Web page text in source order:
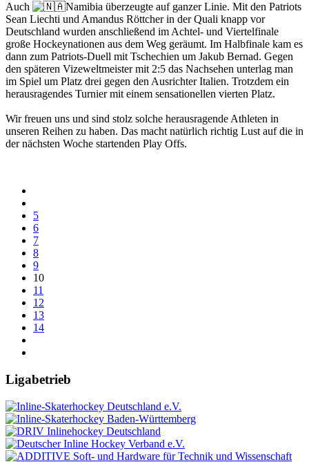
Auch
Namibia überzeugte auf ganzer Linie. Mit den Patriots
Sean Liechti und Amandus Röttcher in der Quali knapp vor
Deutschland wurden anschließend im Achtel- und Viertelfinale
große Hockeynationen aus dem Weg geräumt. Im Halbfinale kam es
dann zum Patriots-Duell mit Tschechien um Jakub Bernad. Gegen
den späteren Vizeweltmeister mit 2:5 das Nachsehen unterlag man
im Spiel um Platz drei gegen den Ausrichter Italien. Trotzdem ein
herausragendes Turnier mit einem sensationellen vierten Platz.
Wir freuen uns und sind stolz solche herausragende Athleten in
unseren Reihen zu haben. Das macht natürlich richtig Lust auf die in
der nächsten Woche startenden Play Offs.
5
6
7
8
9
10
11
12
13
14
Ligabetrieb